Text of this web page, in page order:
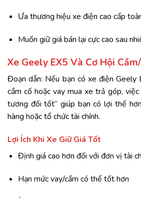
Ưa thương hiệu xe điện cao cấp
Muốn giữ giá bán lại cực cao sau
Xe Geely EX5 Và Cơ Hội
Đoạn dẫn: Nếu bạn có xe điện Geely
cầm cố hoặc vay mua xe trả góp,
tương đối tốt” giúp bạn có lợi thế
hàng hoặc tổ chức tài chính.
Lợi Ích Khi Xe Giữ Giá Tốt
Định giá cao hơn đối với đơn vị tài
Hạn mức vay/cầm có thể tốt hơn